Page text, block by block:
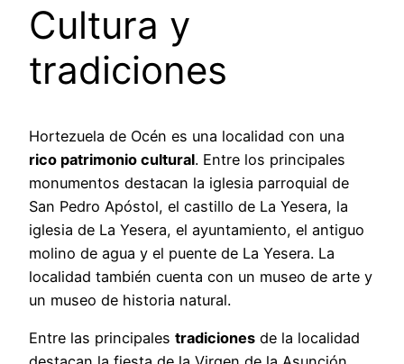
Cultura y
tradiciones
Hortezuela de Océn es una localidad con una
rico patrimonio cultural. Entre los principales
monumentos destacan la iglesia parroquial de
San Pedro Apóstol, el castillo de La Yesera, la
iglesia de La Yesera, el ayuntamiento, el antiguo
molino de agua y el puente de La Yesera. La
localidad también cuenta con un museo de arte y
un museo de historia natural.
Entre las principales tradiciones de la localidad